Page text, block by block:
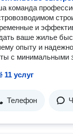
команда
и
ваше жилье
опыту и
с минимальными
11 услуг
Телефон